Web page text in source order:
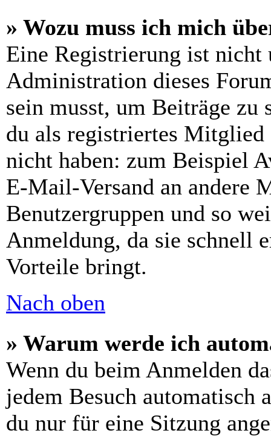
» Wozu muss ich mich
Eine Registrierung ist
Administration dieses
sein musst, um Beiträge
du als registriertes Mitglied
nicht haben: zum Beispiel
E-Mail-Versand an andere
Benutzergruppen und so
Anmeldung, da sie schnell
Vorteile bringt.
Nach oben
» Warum werde ich
Wenn du beim Anmelden
jedem Besuch automatisch
du nur für eine Sitzung